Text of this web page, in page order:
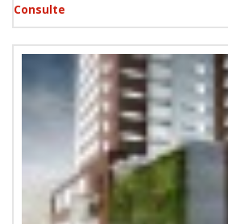
Consulte